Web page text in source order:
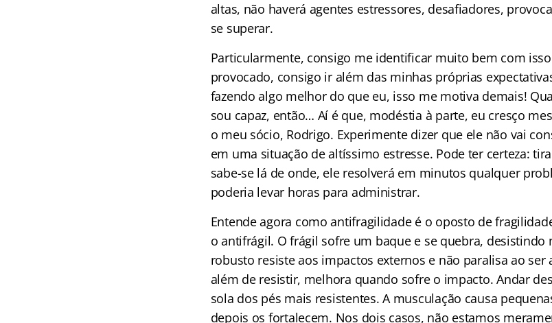
altas, não haverá agentes estressores, desafiadores,
se superar.
Particularmente, consigo me identificar muito bem com
provocado, consigo ir além das minhas próprias
fazendo algo melhor do que eu, isso me motiva demais!
sou capaz, então… Aí é que, modéstia à parte, eu cresço
o meu sócio, Rodrigo. Experimente dizer que ele não vai
em uma situação de altíssimo estresse. Pode ter certeza:
sabe-se lá de onde, ele resolverá em minutos qualquer
poderia levar horas para administrar.
Entende agora como antifragilidade é o oposto de
o antifrágil. O frágil sofre um baque e se quebra,
robusto resiste aos impactos externos e não paralisa ao ser
além de resistir, melhora quando sofre o impacto. Andar
sola dos pés mais resistentes. A musculação causa
depois os fortalecem. Nos dois casos, não estamos